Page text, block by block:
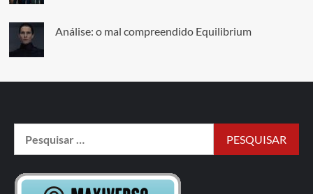
Análise: o mal compreendido Equilibrium